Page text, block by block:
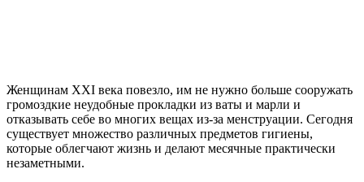
Женщинам ХХI века повезло, им не нужно больше сооружать
громоздкие неудобные прокладки из ваты и марли и
отказывать себе во многих вещах из-за менструации. Сегодня
существует множество различных предметов гигиены,
которые облегчают жизнь и делают месячные практически
незаметными.